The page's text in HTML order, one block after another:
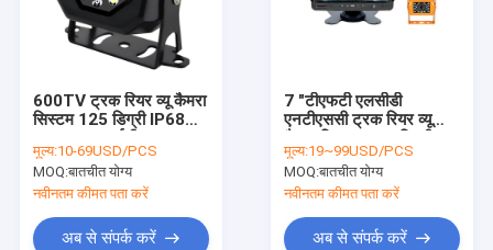
600TV ट्रक रियर व्यू कैमरा
सिस्टम 125 डिग्री IP68
मूल्य:10-69USD/PCS
MOQ:बातचीत योग्य
नवीनतम कीमत पता करें
अब से संपर्क करें
7 "टीएफटी एलसीडी
एनटीएससी ट्रक रियर व्यू
व्यूइंग एंगल
मूल्य:19~99USD/PCS
MOQ:बातचीत योग्य
नवीनतम कीमत पता करें
अब से संपर्क करें